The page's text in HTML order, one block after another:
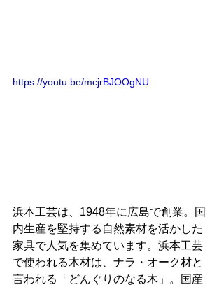
https://youtu.be/mcjrBJOOgNU
浜本工芸は、1948年に広島で創業。国
内生産を堅持する自然素材を活かした
家具で人気を集めています。浜本工芸
で使われる木材は、ナラ・オーク材と
言われる「どんぐりのなる木」。国産